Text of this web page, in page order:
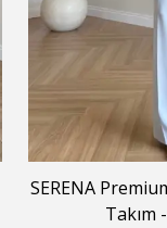
SERENA
Takım